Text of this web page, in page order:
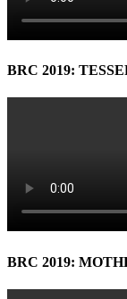
BRC 2019:
BRC 2019: